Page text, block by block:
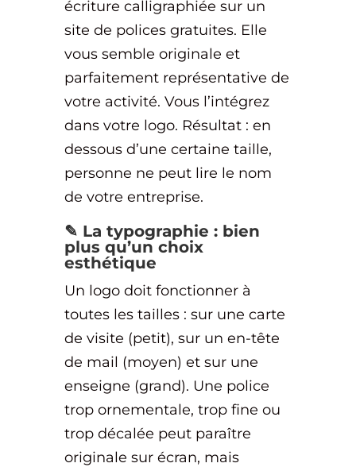
écriture calligraphiée sur un
site de polices gratuites. Elle
vous semble originale et
parfaitement représentative de
votre activité. Vous l’intégrez
dans votre logo. Résultat : en
dessous d’une certaine taille,
personne ne peut lire le nom
de votre entreprise.
✎️ La typographie : bien
plus qu’un choix
esthétique
Un logo doit fonctionner à
toutes les tailles : sur une carte
de visite (petit), sur un en-tête
de mail (moyen) et sur une
enseigne (grand). Une police
trop ornementale, trop fine ou
trop décalée peut paraître
originale sur écran, mais